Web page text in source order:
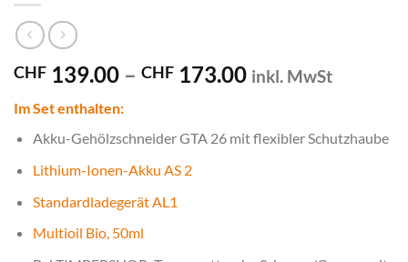
CHF 139.00 – CHF 173.00Preisspanne:
CHF 173.00
inkl. MwSt
Im Set enthalten:
Akku-Gehölzschneider GTA 26 mit flexibler Schutzhaube
Lithium-Ionen-Akku AS 2
Standardladegerät AL1
Multioil Bio, 50ml